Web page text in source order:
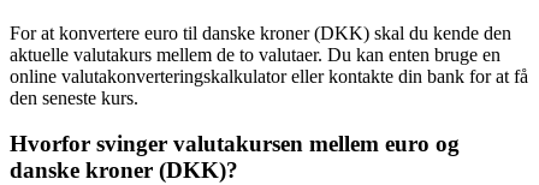
For at konvertere euro til danske kroner (DKK) skal du kende den
aktuelle valutakurs mellem de to valutaer. Du kan enten bruge en
online valutakonverteringskalkulator eller kontakte din bank for at få
den seneste kurs.
Hvorfor svinger valutakursen mellem euro og
danske kroner (DKK)?